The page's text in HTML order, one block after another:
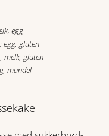
egg
egg, gluten
melk, gluten
mandel